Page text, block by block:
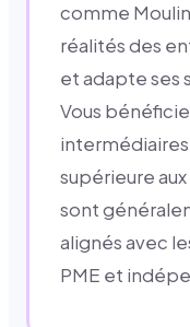
comme
réalités des
et adapte ses
Vous
supérieure
sont
alignés avec
PME et